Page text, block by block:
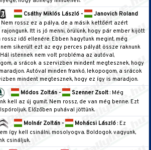
Csáthy Miklós László -
Janovich Roland
rossz ez a pálya, de a másik kettőért azért
Itt is jó menni, örülünk, hogy pár ember kijött
rossz idő ellenére. Ebben hagytunk megint, még
sikerült ezt az egy perces pályát össze raknunk
istennek nem volt probléma az autóval,
a srácok a szervizben mindent megtesznek, hogy
Autóval minden frankó, lekopogom, a srácok
mindent megtesznek, hogy ez így is maradjon.
Módos Zoltán - Szenner Zsolt: Még
kell az új gumit. Nem rossz, de van még benne. Ezt
Előzőben puhával jöttünk.
Molnár Zoltán - Mohácsi László: Ez
így kell csinálni, mosolyogva. Boldogok vagyunk,
csináljuk.